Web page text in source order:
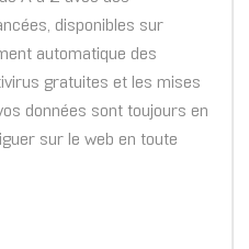
disponibles sur
automatique des
gratuites et les mises
données sont toujours en
sur le web en toute